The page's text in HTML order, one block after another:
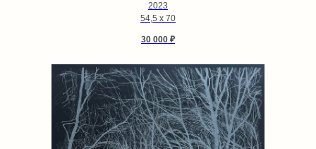
2023
54,5 х 70
30 000 ₽